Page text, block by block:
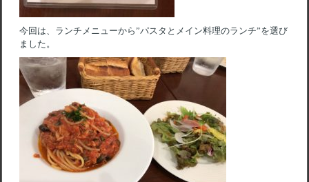
今回は、ランチメニューから”パスタとメイン料理のランチ”を選び
ました。